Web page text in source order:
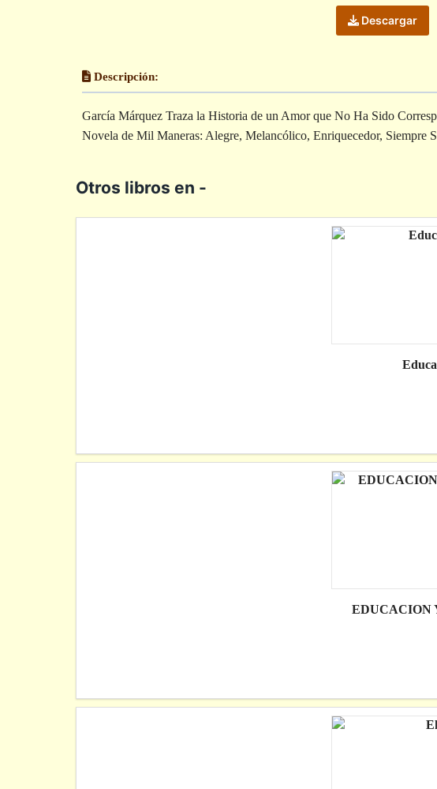
Descargar
Descripción:
García Márquez Traza la Historia de un Amor que No Ha Sido
Novela de Mil Maneras: Alegre, Melancólico, Enriquecedor, Siempre
Otros libros en -
EDUCACION